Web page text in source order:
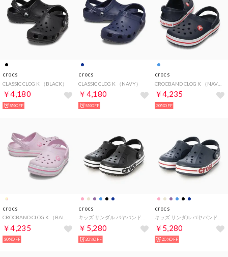
crocs
CLASSIC CLOG K （BLACK）
￥4,180
5%OFF
crocs
CLASSIC CLOG K （NAVY）
￥4,180
5%OFF
crocs
CROCBAND CLOG K （NAVY/RED）
￥4,235
30%OFF
crocs
￥4,235
30%OFF
crocs
￥5,280
20%OFF
crocs
￥5,280
20%OFF